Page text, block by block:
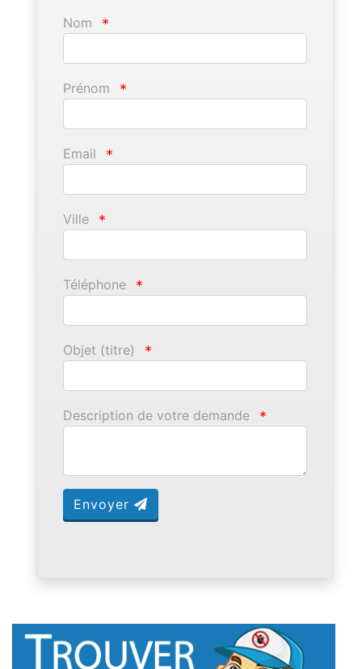
Nom *
Prénom *
Email *
Ville *
Téléphone *
Objet (titre) *
Description de votre demande *
Envoyer